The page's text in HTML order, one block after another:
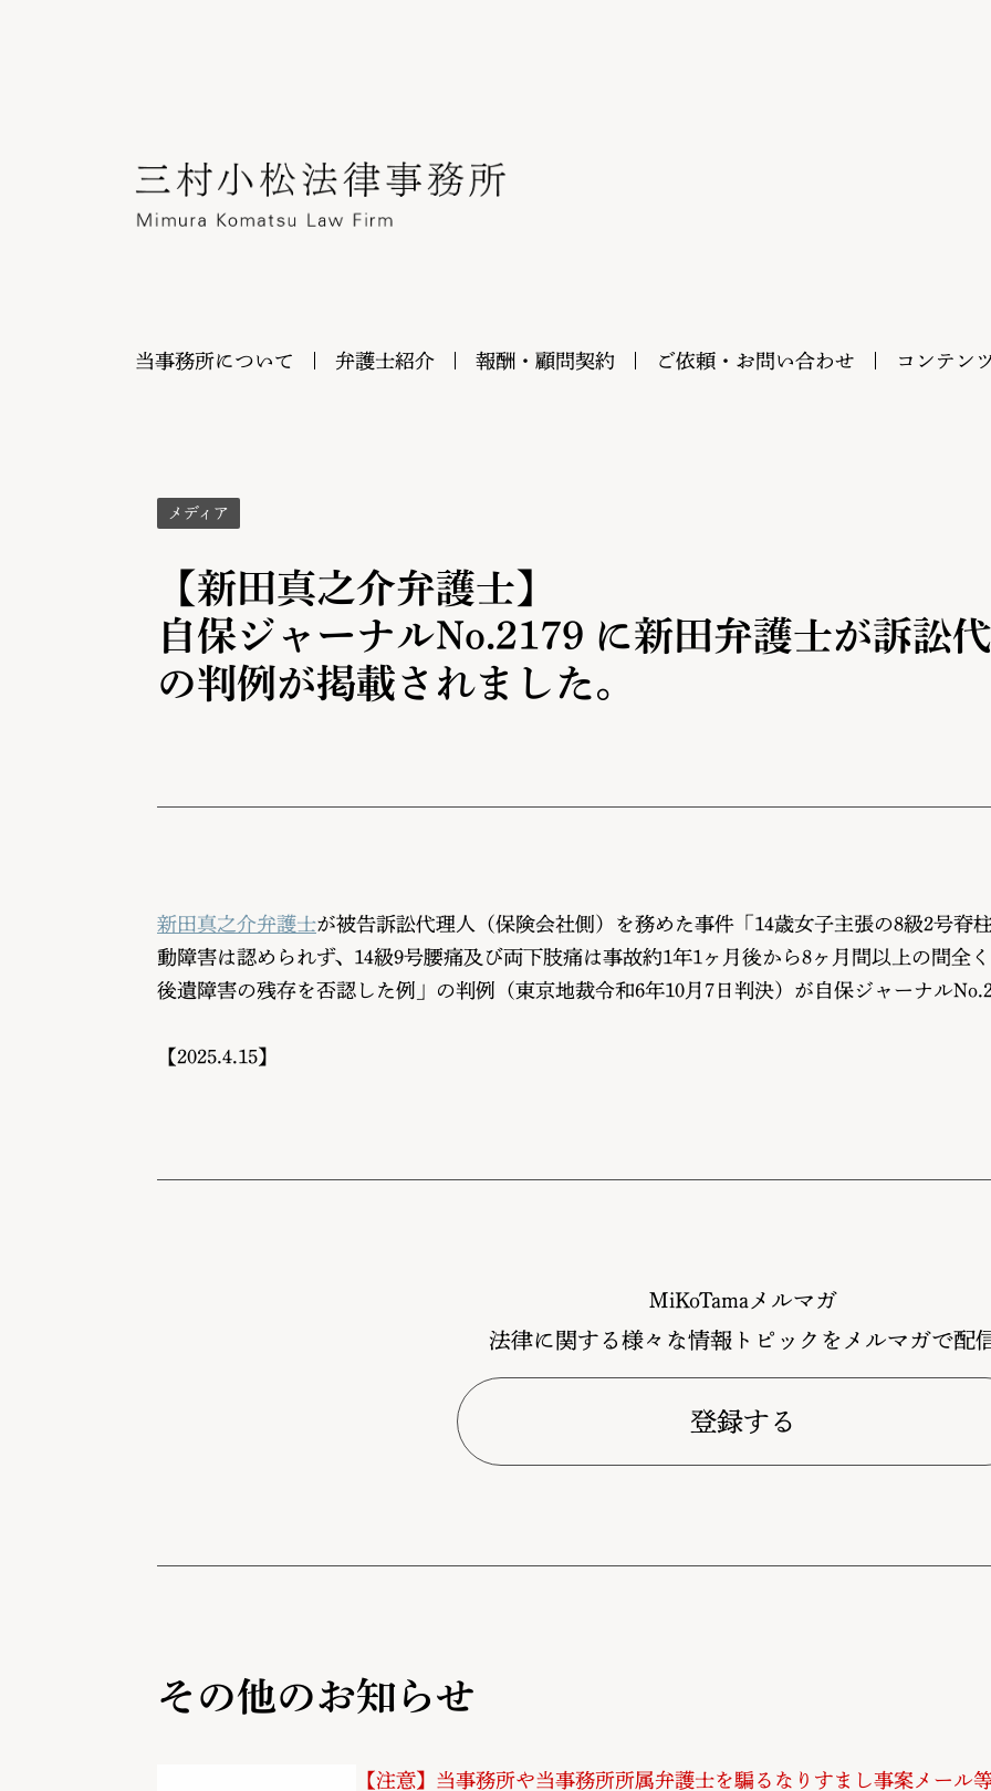
当事務所について 弁護士紹介 報酬・顧問契約 ご依頼・お問い合わせ コンテン
メディア
【新田真之介弁護士】
自保ジャーナルNo.2179 に新田弁護士が訴訟
の判例が掲載されました。
新田真之介弁護士が被告訴訟代理人（保険会社側）を務めた事件「14歳女子主張の8級2号脊
動障害は認められず、14級9号腰痛及び両下肢痛は事故約1年1ヶ月後から8ヶ月間以上の間全
後遺障害の残存を否認した例」の判例（東京地裁令和6年10月7日判決）が自保ジャーナル
【2025.4.15】
MiKoTamaメルマガ
法律に関する様々な情報トピックをメルマガで配
登録する
その他のお知らせ
【注意】当事務所や当事務所所属弁護士を騙るなりすまし事案メール